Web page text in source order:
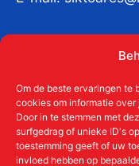
Om de beste ervaringen te
cookies om informatie
Door in te stemmen met
surfgedrag of unieke ID's
toestemming geeft of uw
invloed hebben op
KvKnr:41011712
Meer over de